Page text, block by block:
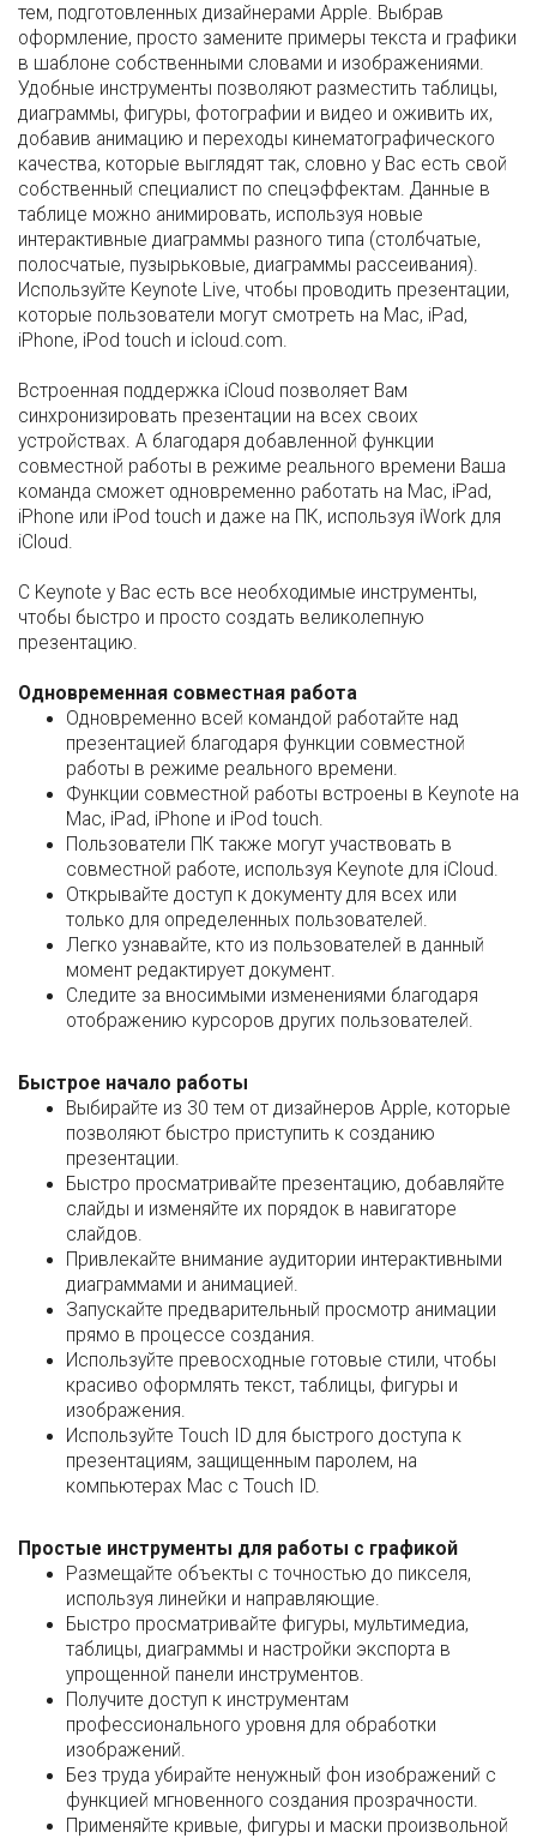
тем, подготовленных дизайнерами Apple. Выбрав
оформление, просто замените примеры текста и графики
в шаблоне собственными словами и изображениями.
Удобные инструменты позволяют разместить таблицы,
диаграммы, фигуры, фотографии и видео и оживить их,
добавив анимацию и переходы кинематографического
качества, которые выглядят так, словно у Вас есть свой
собственный специалист по спецэффектам. Данные в
таблице можно анимировать, используя новые
интерактивные диаграммы разного типа (столбчатые,
полосчатые, пузырьковые, диаграммы рассеивания).
Используйте Keynote Live, чтобы проводить презентации,
которые пользователи могут смотреть на Mac, iPad,
iPhone, iPod touch и icloud.com.
Встроенная поддержка iCloud позволяет Вам
синхронизировать презентации на всех своих
устройствах. А благодаря добавленной функции
совместной работы в режиме реального времени Ваша
команда сможет одновременно работать на Mac, iPad,
iPhone или iPod touch и даже на ПК, используя iWork для
iCloud.
С Keynote у Вас есть все необходимые инструменты,
чтобы быстро и просто создать великолепную
презентацию.
Одновременная совместная работа
Одновременно всей командой работайте над
презентацией благодаря функции совместной
работы в режиме реального времени.
Функции совместной работы встроены в Keynote на
Mac, iPad, iPhone и iPod touch.
Пользователи ПК также могут участвовать в
совместной работе, используя Keynote для iCloud.
Открывайте доступ к документу для всех или
только для определенных пользователей.
Легко узнавайте, кто из пользователей в данный
момент редактирует документ.
Следите за вносимыми изменениями благодаря
отображению курсоров других пользователей.
Быстрое начало работы
Выбирайте из 30 тем от дизайнеров Apple, которые
позволяют быстро приступить к созданию
презентации.
Быстро просматривайте презентацию, добавляйте
слайды и изменяйте их порядок в навигаторе
слайдов.
Привлекайте внимание аудитории интерактивными
диаграммами и анимацией.
Запускайте предварительный просмотр анимации
прямо в процессе создания.
Используйте превосходные готовые стили, чтобы
красиво оформлять текст, таблицы, фигуры и
изображения.
Используйте Touch ID для быстрого доступа к
презентациям, защищенным паролем, на
компьютерах Mac с Touch ID.
Простые инструменты для работы с графикой
Размещайте объекты с точностью до пикселя,
используя линейки и направляющие.
Быстро просматривайте фигуры, мультимедиа,
таблицы, диаграммы и настройки экспорта в
упрощенной панели инструментов.
Получите доступ к инструментам
профессионального уровня для обработки
изображений.
Без труда убирайте ненужный фон изображений с
функцией мгновенного создания прозрачности.
Применяйте кривые, фигуры и маски произвольной